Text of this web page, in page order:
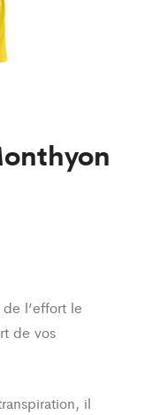
l’effort le
de vos
il